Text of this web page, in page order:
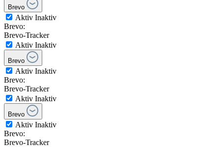
Brevo
Aktiv Inaktiv
Brevo:
Brevo-Tracker
Aktiv Inaktiv
Brevo
Aktiv Inaktiv
Brevo:
Brevo-Tracker
Aktiv Inaktiv
Brevo
Aktiv Inaktiv
Brevo:
Brevo-Tracker